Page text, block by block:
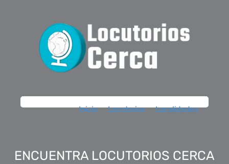
Inicio Locutorios Localidades
ENCUENTRA LOCUTORIOS CERCA